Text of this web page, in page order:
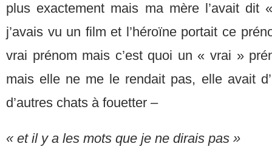
plus exactement mais ma mère l’avait dit
j’avais vu un film et l’héroïne portait ce
vrai prénom mais c’est quoi un « vrai »
mais elle ne me le rendait pas, elle avait
d’autres chats à fouetter –
« et il y a les mots que je ne dirais pas »